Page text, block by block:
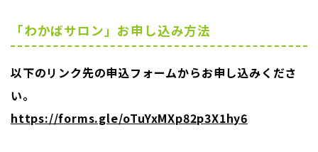
「わかばサロン」お申し込み方法
以下のリンク先の申込フォームからお申し込みくださ
い。
https://forms.gle/oTuYxMXp82p3X1hy6